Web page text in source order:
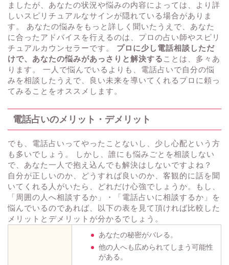
ましたが、あなたの状況や悩みの内容によっては、より詳
しいスピリチュアルなサインが隠れている場合がありま
す。 あなたの悩みをもっと詳しく聞いたうえで、あなた
に合ったアドバイスを行えるのは、プロの占い師やスピリ
チュアルカウンセラーです。 プロに少し電話相談しただ
けで、あなたの悩みがあっさりと解決する ことは、多々あ
ります。 一人で悩んでいるよりも、電話占いで自分の悩
みを相談したうえで、良い未来を導いてくれるプロに頼っ
てみることをオススメします。
電話占いのメリット・デメリット
でも、電話占いってやったことないし、少し心配という方
も多いでしょう。 しかし、誰にも悩みごとを相談しない
で、あなた一人で抱え込んでも解決はしないですよね？
自分が正しいのか、どうすれば良いのか、客観的に話を聞
いてくれる人がいたら、どれだけ心強でしょうか。もし、
「周囲の人へ相談するか」・「電話占いに相談するか」を
悩んでいるのであれば、以下の表を見て頂ければ比較した
メリットとデメリットが分かるでしょう。
あなたの秘密がバレる。
他の人へも広められてしまう可能性
がある。